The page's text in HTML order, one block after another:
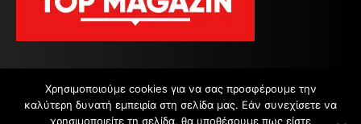
Χρησιμοποιούμε cookies για να σας προσφέρουμε την
καλύτερη δυνατή εμπειρία στη σελίδα μας. Εάν συνεχίσετε να
χρησιμοποιείτε τη σελίδα, θα υποθέσουμε πως είστε